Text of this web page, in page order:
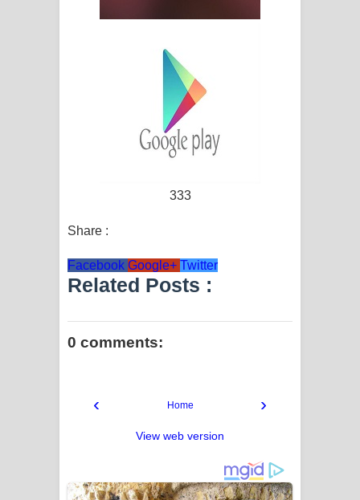
333
Share :
Facebook Google+ Twitter
Related Posts :
0 comments:
‹ ›
Home
View web version